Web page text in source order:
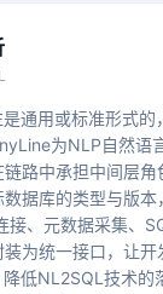
通用或标准形式的
为NLP自然语
路中承担中间层角
据库的类型与版本
接、元数据采集、
为统一接口，让开
低NL2SQL技术的